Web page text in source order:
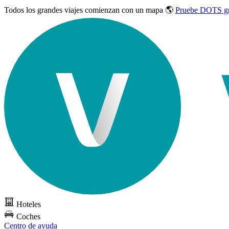
Todos los grandes viajes comienzan con un mapa 🌎 Pruebe DOTS
Hoteles
Coches
Centro de ayuda